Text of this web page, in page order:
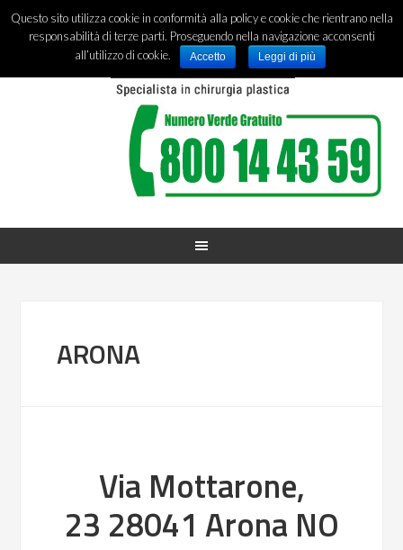
ARONA
Via Mottarone,
23 28041 Arona NO
Questo sito utilizza cookie in conformità alla policy e cookie che rientrano nella
responsabilità di terze parti. Proseguendo nella navigazione acconsenti
all’utilizzo di cookie.
Accetto Leggi di più